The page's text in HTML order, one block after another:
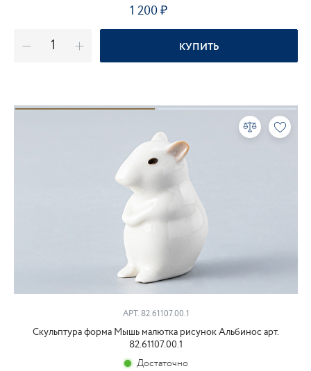
1 200₽
КУПИТЬ
АРТ. 82.61107.00.1
Скульптура форма Мышь малютка рисунок Альбинос арт.
82.61107.00.1
Достаточно